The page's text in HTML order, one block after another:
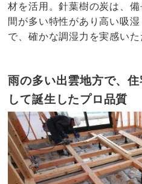
材を活用。針葉樹の炭は、
間が多い特性があり高い吸
で、確かな調湿力を実感いた
雨の多い出雲地方で、
して誕生したプロ品質